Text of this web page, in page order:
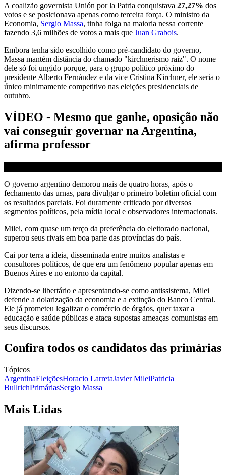
A coalizão governista Unión por la Patria conquistava 27,27% dos
votos e se posicionava apenas como terceira força. O ministro da
Economia, Sergio Massa, tinha folga na maioria nessa corrente
fazendo 3,6 milhões de votos a mais que Juan Grabois.
Embora tenha sido escolhido como pré-candidato do governo,
Massa mantém distância do chamado "kirchnerismo raiz". O nome
dele só foi ungido porque, para o grupo político próximo do
presidente Alberto Fernández e da vice Cristina Kirchner, ele seria o
único minimamente competitivo nas eleições presidenciais de
outubro.
VÍDEO - Mesmo que ganhe, oposição não
vai conseguir governar na Argentina,
afirma professor
O governo argentino demorou mais de quatro horas, após o
fechamento das urnas, para divulgar o primeiro boletim oficial com
os resultados parciais. Foi duramente criticado por diversos
segmentos políticos, pela mídia local e observadores internacionais.
Milei, com quase um terço da preferência do eleitorado nacional,
superou seus rivais em boa parte das províncias do país.
Cai por terra a ideia, disseminada entre muitos analistas e
consultores políticos, de que era um fenômeno popular apenas em
Buenos Aires e no entorno da capital.
Dizendo-se libertário e apresentando-se como antissistema, Milei
defende a dolarização da economia e a extinção do Banco Central.
Ele já prometeu legalizar o comércio de órgãos, quer taxar a
educação e saúde públicas e ataca supostas ameaças comunistas em
seus discursos.
Confira todos os candidatos das primárias
Tópicos
ArgentinaEleiçõesHoracio LarretaJavier MileiPatricia
BullrichPrimáriasSergio Massa
Mais Lidas